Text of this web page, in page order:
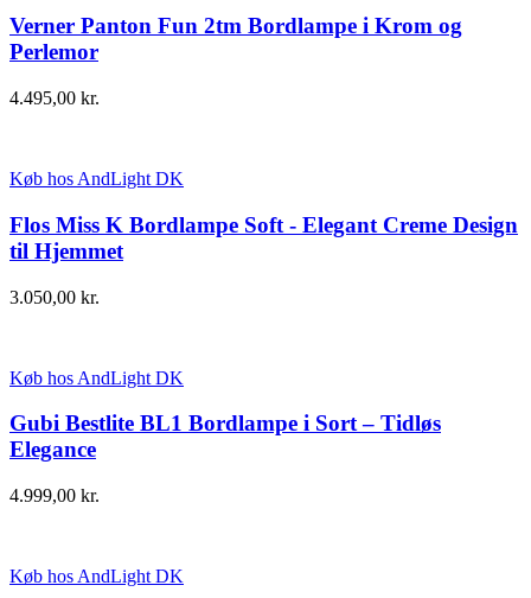
Verner Panton Fun 2tm Bordlampe i Krom og
Perlemor
4.495,00 kr.
Køb hos AndLight DK
Flos Miss K Bordlampe Soft - Elegant Creme Design
til Hjemmet
3.050,00 kr.
Køb hos AndLight DK
Gubi Bestlite BL1 Bordlampe i Sort – Tidløs
Elegance
4.999,00 kr.
Køb hos AndLight DK